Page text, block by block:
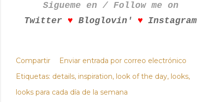
Sigueme en / Follow me on
Twitter ♥ Bloglovin' ♥ Instagram
Compartir
Enviar entrada por correo electrónico
Etiquetas: details inspiration look of the day looks
looks para cada día de la semana